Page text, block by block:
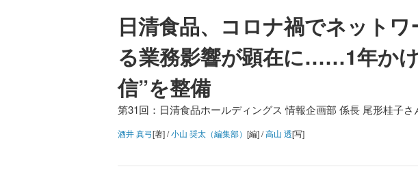
日清食品、コロナ禍でネットワ
る業務影響が顕在に……1年か
信”を整備
第31回：日清食品ホールディングス 情報企画部 係長 尾形桂子さ
酒井 真弓[著] /小山 奨太（編集部） [編] /高山 透[写]